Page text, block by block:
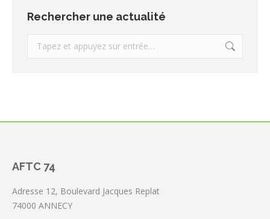
Rechercher une actualité
AFTC 74
Adresse 12, Boulevard Jacques Replat
74000 ANNECY